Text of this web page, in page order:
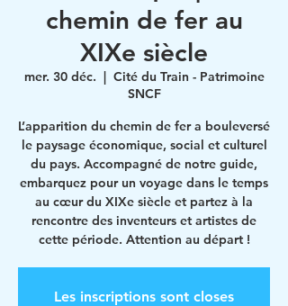
chemin de fer au
XIXe siècle
mer. 30 déc.
  |
Cité du Train - Patrimoine
SNCF
L’apparition du chemin de fer a bouleversé
le paysage économique, social et culturel
du pays. Accompagné de notre guide,
embarquez pour un voyage dans le temps
au cœur du XIXe siècle et partez à la
rencontre des inventeurs et artistes de
cette période. Attention au départ !
Les inscriptions sont closes